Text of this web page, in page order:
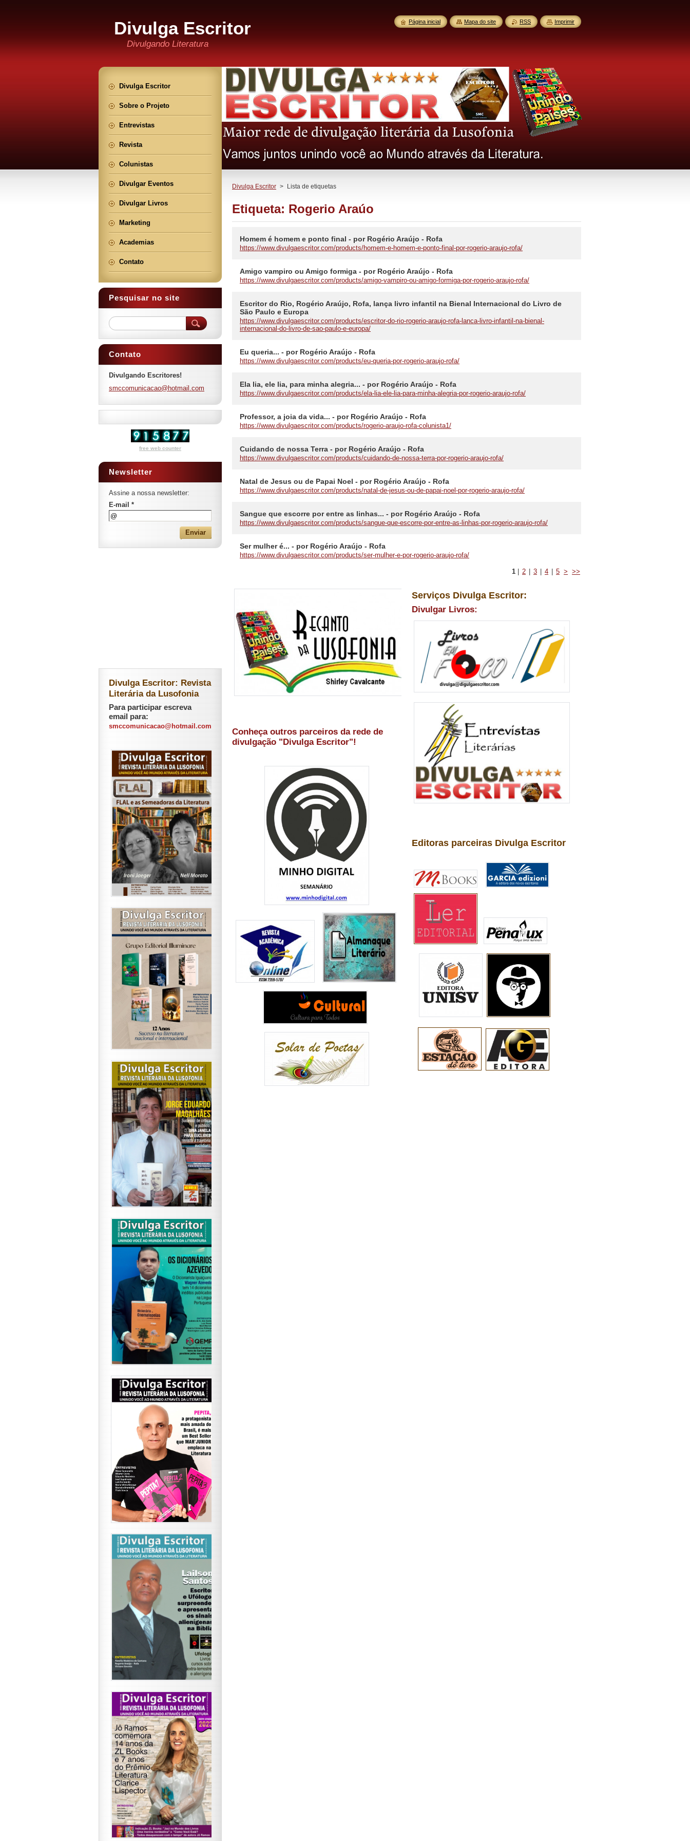
Divulga Escritor
Divulgando Literatura
Divulga Escritor > Lista de etiquetas
Etiqueta: Rogerio Araúo
Homem é homem e ponto final - por Rogério Araújo - Rofa
https://www.divulgaescritor.com/products/homem-e-homem-e-ponto-final-por-rogerio-araujo-rofa/
Amigo vampiro ou Amigo formiga - por Rogério Araújo - Rofa
https://www.divulgaescritor.com/products/amigo-vampiro-ou-amigo-formiga-por-rogerio-araujo-rofa/
Escritor do Rio, Rogério Araújo, Rofa, lança livro infantil na Bienal Internacional do Livro de
São Paulo e Europa
https://www.divulgaescritor.com/products/escritor-do-rio-rogerio-araujo-rofa-lanca-livro-infantil-na-bienal-
internacional-do-livro-de-sao-paulo-e-europa/
Eu queria... - por Rogério Araújo - Rofa
https://www.divulgaescritor.com/products/eu-queria-por-rogerio-araujo-rofa/
Ela lia, ele lia, para minha alegria... - por Rogério Araújo - Rofa
https://www.divulgaescritor.com/products/ela-lia-ele-lia-para-minha-alegria-por-rogerio-araujo-rofa/
Professor, a joia da vida... - por Rogério Araújo - Rofa
https://www.divulgaescritor.com/products/rogerio-araujo-rofa-colunista1/
Cuidando de nossa Terra - por Rogério Araújo - Rofa
https://www.divulgaescritor.com/products/cuidando-de-nossa-terra-por-rogerio-araujo-rofa/
Natal de Jesus ou de Papai Noel - por Rogério Araújo - Rofa
https://www.divulgaescritor.com/products/natal-de-jesus-ou-de-papai-noel-por-rogerio-araujo-rofa/
Sangue que escorre por entre as linhas... - por Rogério Araújo - Rofa
https://www.divulgaescritor.com/products/sangue-que-escorre-por-entre-as-linhas-por-rogerio-araujo-rofa/
Ser mulher é... - por Rogério Araújo - Rofa
https://www.divulgaescritor.com/products/ser-mulher-e-por-rogerio-araujo-rofa/
1 2 3 4 5 > >>
Conheça outros parceiros da rede de
divulgação "Divulga Escritor"!
Serviços Divulga Escritor:
Divulgar Livros:
Editoras parceiras Divulga Escritor
Divulga Escritor
Sobre o Projeto
Entrevistas
Revista
Colunistas
Divulgar Eventos
Divulgar Livros
Marketing
Academias
Contato
Pesquisar no site
Contato
Divulgando Escritores!
smccomunicacao@hotmail.com
free web counter
Newsletter
Assine a nossa newsletter:
E-mail *
Divulga Escritor: Revista
Literária da Lusofonia
Para participar escreva
email para:
smccomunicacao@hotmail.com
Página inicial Mapa do site RSS Imprimir